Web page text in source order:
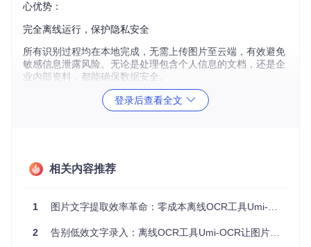
心优势：
完全离线运行，保护隐私安全
所有识别过程均在本地完成，无需上传图片至云端，有效避免
敏感信息泄露风险。无论是处理包含个人信息的文档，还是企
业内部资料，都能确保数据安全。
多功能识别模式，满足不同需求
：即时捕捉屏幕区域并识别文字，适用于快速提
二维码识别：集成二维码解析功能，可快速读取图片中的二
言习惯进行切换，降低使用门槛。
登录后查看全文
相关内容推荐
1 图片文字提取效率革命：零成本离线OCR工具Umi-OCR全攻略
2 告别低效文字录入：离线OCR工具Umi-OCR让图片转文字效率提升10倍